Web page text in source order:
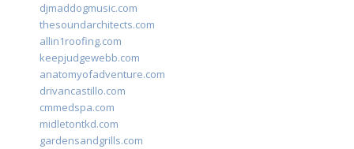
djmaddogmusic.com
thesoundarchitects.com
allin1roofing.com
keepjudgewebb.com
anatomyofadventure.com
drivancastillo.com
cmmedspa.com
midletontkd.com
gardensandgrills.com